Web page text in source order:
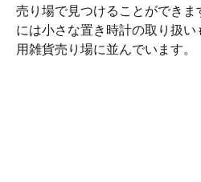
売り場で見つけることができ
には小さな置き時計の取り扱
用雑貨売り場に並んでいます。